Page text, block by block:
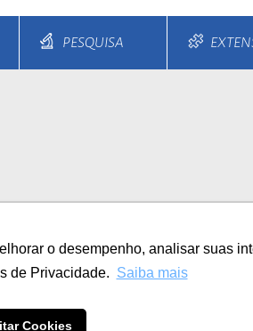
o desempenho, analisar suas
de Privacidade. Saiba mais
Cookies
PESQUISA
e Parcelamentos